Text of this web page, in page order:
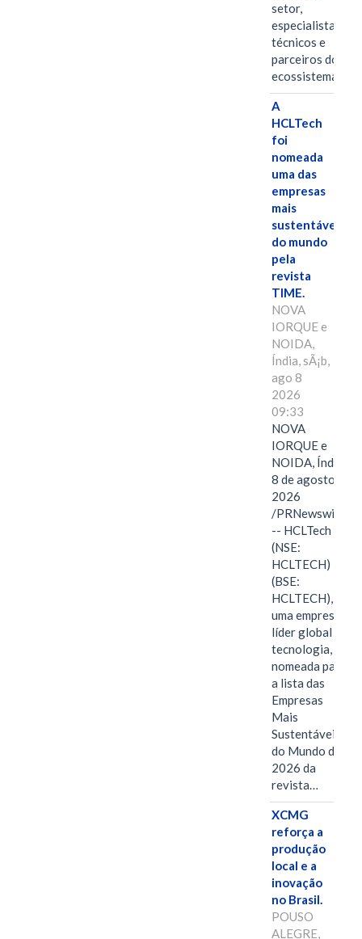
setor,
especialistas
técnicos e
parceiros do
ecossistema.…
A
HCLTech
foi
nomeada
uma das
empresas
mais
sustentáveis
do mundo
pela
revista
TIME.
NOVA
IORQUE e
NOIDA,
Índia, sÃ¡b,
ago 8
2026
09:33
NOVA
IORQUE e
NOIDA, Índia,
8 de agosto de
2026
/PRNewswire/
-- HCLTech
(NSE:
HCLTECH)
(BSE:
HCLTECH),
uma empresa
líder global em
tecnologia, foi
nomeada para
a lista das
Empresas
Mais
Sustentáveis
do Mundo de
2026 da
revista…
XCMG
reforça a
produção
local e a
inovação
no Brasil.
POUSO
ALEGRE,